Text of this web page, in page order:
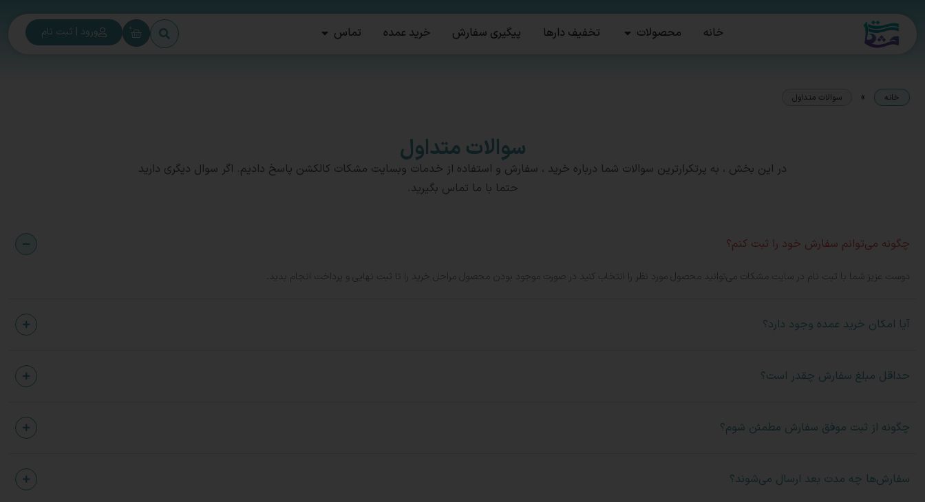
خانه محصولات تخفیف دارها پیگیری سفارش خرید عمده تماس 0 ورود | ثبت نام
خانه » سوالات متداول
سوالات متداول
در این بخش ، به پرتکرارترین سوالات شما درباره خرید ، سفارش و استفاده از خدمات وبسایت مشکات کالکشن پاسخ دادیم. اگر سوال دیگری دارید
حتما با ما تماس بگیرید.
چگونه می‌توانم سفارش خود را ثبت کنم؟
دوست عزیز شما با ثبت نام در سایت مشکات می‌توانید محصول مورد نظر را انتخاب کنید در صورت موجود بودن محصول مراحل خرید را تا ثبت نهایی و پرداخت انجام بدید.
آیا امکان خرید عمده وجود دارد؟
حداقل مبلغ سفارش چقدر است؟
چگونه از ثبت موفق سفارش مطمئن شوم؟
سفارش‌ها چه مدت بعد ارسال می‌شوند؟